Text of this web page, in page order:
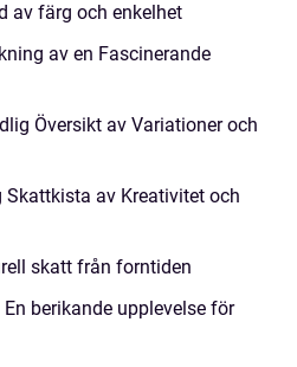
av färg och enkelhet
av en Fascinerande
Översikt av Variationer och
Skattkista av Kreativitet och
skatt från forntiden
berikande upplevelse för